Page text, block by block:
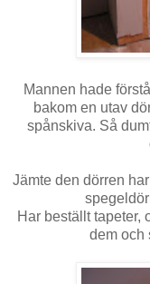
Mannen hade
bakom en utav
spånskiva. Så
Jämte den dörren
Har beställt tapeter,
dem och